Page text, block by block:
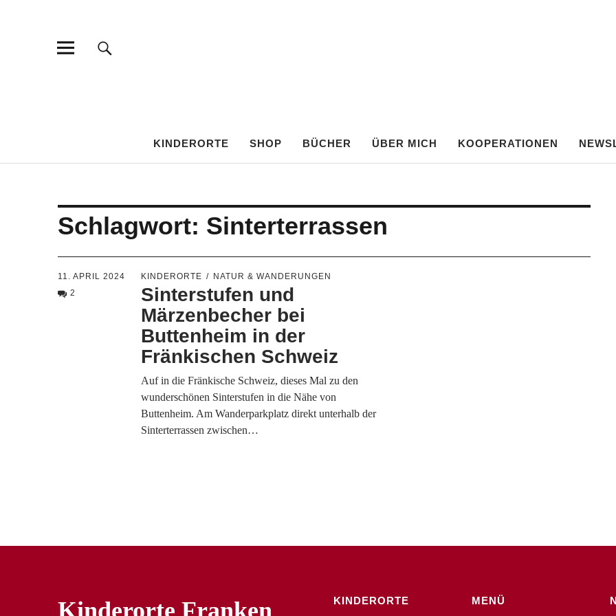
KINDERORTE FRANKEN
KINDERORTE SHOP BÜCHER ÜBER MICH KOOPERATIONEN
Schlagwort: Sinterterrassen
11. APRIL 2024
2
KINDERORTE NATUR & WANDERUNGEN
Sinterstufen und
Märzenbecher bei
Buttenheim in der
Fränkischen Schweiz
Auf in die Fränkische Schweiz, dieses Mal zu den
wunderschönen Sinterstufen in die Nähe von
Buttenheim. Am Wanderparkplatz direkt unterhalb der
Sinterterrassen zwischen…
Kinderorte Franken KINDERORTE MENÜ